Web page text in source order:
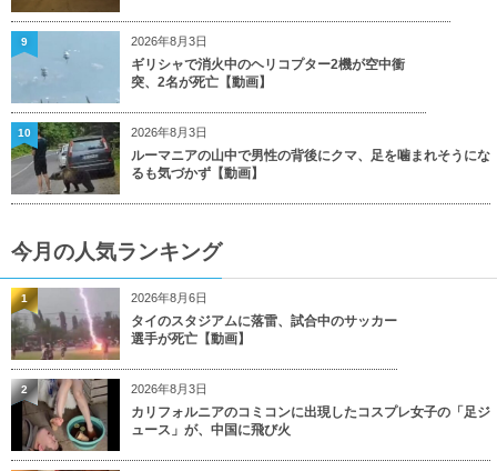
2026年8月3日
ギリシャで消火中のヘリコプター2機が空中衝
突、2名が死亡【動画】
9
2026年8月3日
ルーマニアの山中で男性の背後にクマ、足を噛まれそうにな
るも気づかず【動画】
10
今月の人気ランキング
2026年8月6日
タイのスタジアムに落雷、試合中のサッカー
選手が死亡【動画】
1
2026年8月3日
カリフォルニアのコミコンに出現したコスプレ女子の「足ジ
ュース」が、中国に飛び火
2